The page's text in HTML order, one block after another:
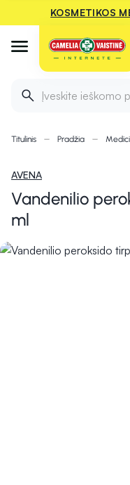
KOSMETIKOS
Įveskite ieškomo
Titulinis Pradžia
AVENA
Vandenilio
ml